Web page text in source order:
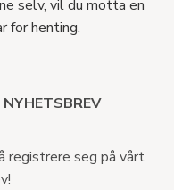
selv, vil du motta en
for henting.
registrere seg på vårt